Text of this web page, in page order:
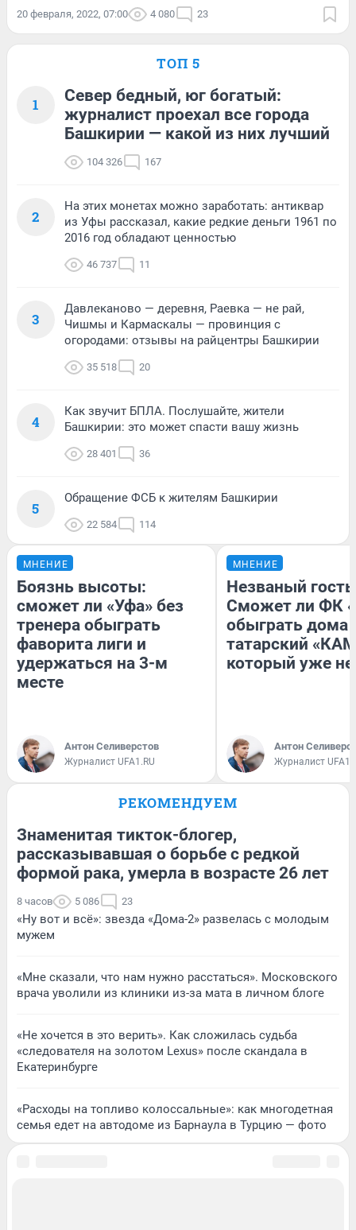
20 февраля, 2022, 07:00 4 080 23
ТОП 5
1
Север бедный, юг богатый:
журналист проехал все города
Башкирии — какой из них лучший
104 326 167
2
На этих монетах можно заработать: антиквар
из Уфы рассказал, какие редкие деньги 1961 по
2016 год обладают ценностью
46 737 11
3
Давлеканово — деревня, Раевка — не рай,
Чишмы и Кармаскалы — провинция с
огородами: отзывы на райцентры Башкирии
35 518 20
4
Как звучит БПЛА. Послушайте, жители
Башкирии: это может спасти вашу жизнь
28 401 36
5
Обращение ФСБ к жителям Башкирии
22 584 114
МНЕНИЕ
Боязнь высоты:
сможет ли «Уфа» без
тренера обыграть
фаворита лиги и
удержаться на 3-м
месте
Антон Селиверстов
Журналист UFA1.RU
МНЕНИЕ
Незваный
Сможет ли ФК
обыграть дома
татарский
который уже не
Антон
Журналист
РЕКОМЕНДУЕМ
Знаменитая тикток-блогер,
рассказывавшая о борьбе с редкой
формой рака, умерла в возрасте 26 лет
8 часов 5 086 23
«Ну вот и всё»: звезда «Дома-2» развелась с молодым
мужем
«Мне сказали, что нам нужно расстаться». Московского
врача уволили из клиники из-за мата в личном блоге
«Не хочется в это верить». Как сложилась судьба
«следователя на золотом Lexus» после скандала в
Екатеринбурге
«Расходы на топливо колоссальные»: как многодетная
семья едет на автодоме из Барнаула в Турцию — фото